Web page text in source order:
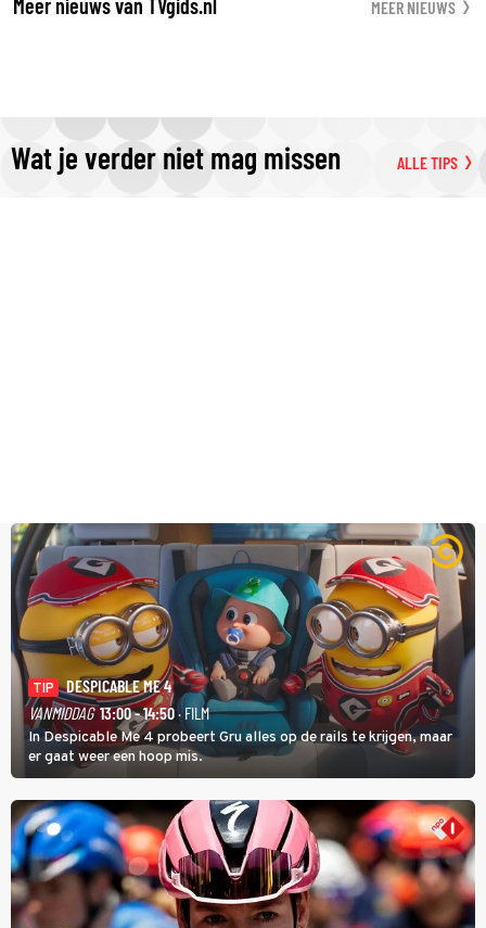
MEER NIEUWS
Wat je verder niet mag missen ALLE TIPS
TIP
DESPICABLE ME 4
VANMIDDAG 13:00 - 14:50· FILM
In Despicable Me 4 probeert Gru alles op de rails te krijgen, maar
er gaat weer een hoop mis.